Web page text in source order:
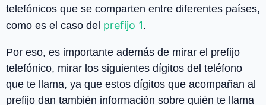
telefónicos que se comparten entre diferentes países,
como es el caso del prefijo 1.
Por eso, es importante además de mirar el prefijo
telefónico, mirar los siguientes dígitos del teléfono
que te llama, ya que estos dígitos que acompañan al
prefijo dan también información sobre quién te llama